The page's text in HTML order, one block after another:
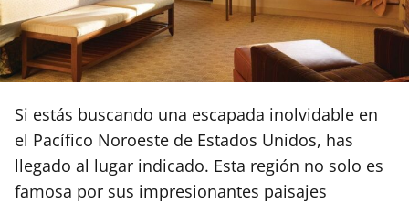
Si estás buscando una escapada inolvidable en
el Pacífico Noroeste de Estados Unidos, has
llegado al lugar indicado. Esta región no solo es
famosa por sus impresionantes paisajes